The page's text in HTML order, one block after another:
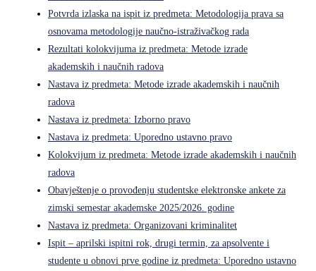
Potvrda izlaska na ispit iz predmeta: Metodologija prava sa
osnovama metodologije naučno-istraživačkog rada
Rezultati kolokvijuma iz predmeta: Metode izrade
akademskih i naučnih radova
Nastava iz predmeta: Metode izrade akademskih i naučnih
radova
Nastava iz predmeta: Izborno pravo
Nastava iz predmeta: Uporedno ustavno pravo
Kolokvijum iz predmeta: Metode izrade akademskih i naučnih
radova
Obavještenje o provođenju studentske elektronske ankete za
zimski semestar akademske 2025/2026. godine
Nastava iz predmeta: Organizovani kriminalitet
Ispit – aprilski ispitni rok, drugi termin, za apsolvente i
studente u obnovi prve godine iz predmeta: Uporedno ustavno